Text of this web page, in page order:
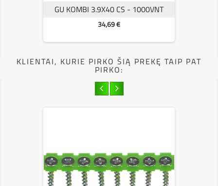
GU KOMBI 3.9X40 CS - 1000VNT
Kaina
34,69 €
KLIENTAI, KURIE PIRKO ŠIĄ PREKĘ TAIP PAT
PIRKO: